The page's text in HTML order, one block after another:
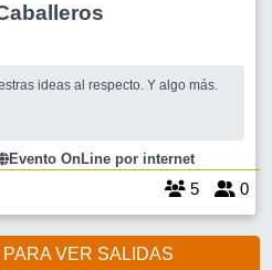
ideas al respecto. Y algo más.
Evento OnLine por internet
5 0
VER SALIDAS